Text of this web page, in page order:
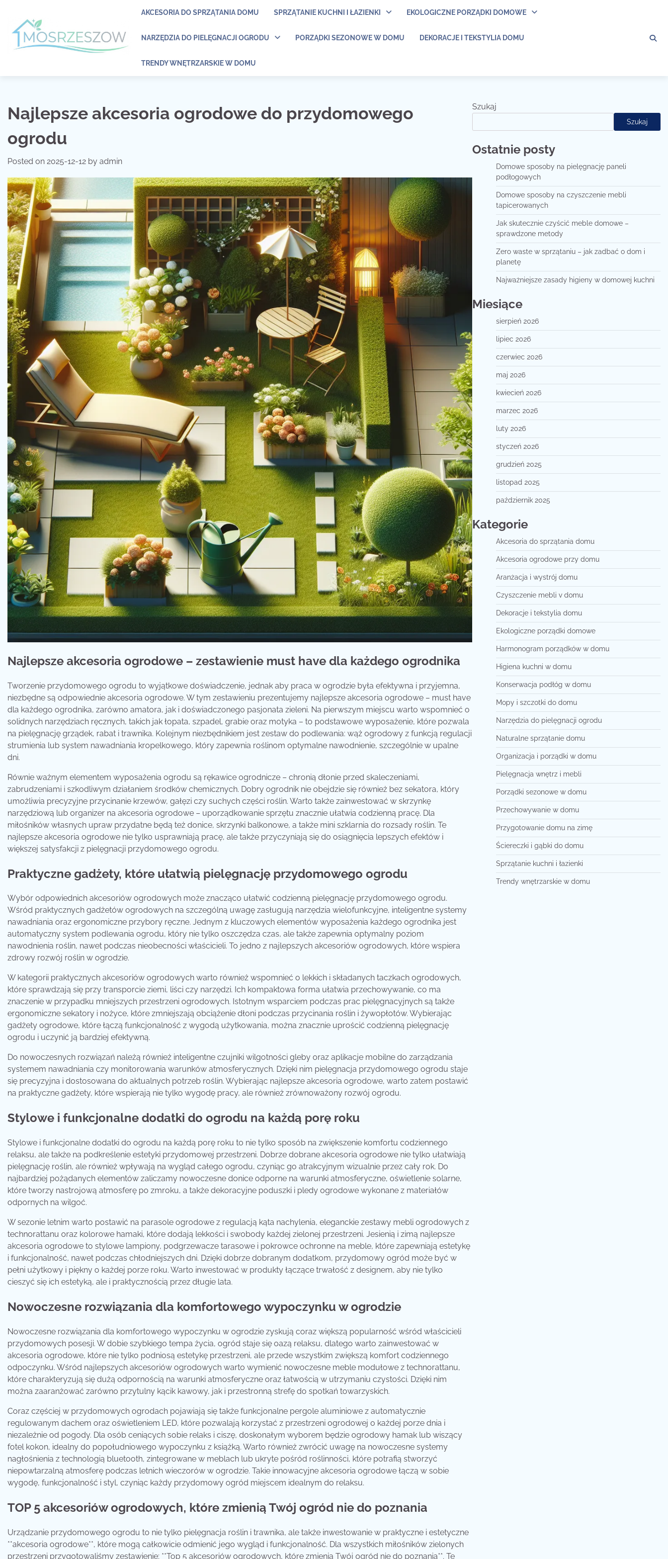
content
AKCESORIA DO SPRZĄTANIA DOMU SPRZĄTANIE KUCHNI I ŁAZIENKI EKOLOGICZNE PORZĄDKI DOMOWE
NARZĘDZIA DO PIELĘGNACJI OGRODU PORZĄDKI SEZONOWE W DOMU DEKORACJE I TEKSTYLIA DOMU
TRENDY WNĘTRZARSKIE W DOMU
Najlepsze akcesoria ogrodowe do przydomowego
ogrodu
Posted on 2025-12-12 by admin
Najlepsze akcesoria ogrodowe – zestawienie must have dla każdego ogrodnika
Tworzenie przydomowego ogrodu to wyjątkowe doświadczenie, jednak aby praca w ogrodzie była efektywna i przyjemna,
niezbędne są odpowiednie akcesoria ogrodowe. W tym zestawieniu prezentujemy najlepsze akcesoria ogrodowe – must have
dla każdego ogrodnika, zarówno amatora, jak i doświadczonego pasjonata zieleni. Na pierwszym miejscu warto wspomnieć o
solidnych narzędziach ręcznych, takich jak łopata, szpadel, grabie oraz motyka – to podstawowe wyposażenie, które pozwala
na pielęgnację grządek, rabat i trawnika. Kolejnym niezbędnikiem jest zestaw do podlewania: wąż ogrodowy z funkcją regulacji
strumienia lub system nawadniania kropelkowego, który zapewnia roślinom optymalne nawodnienie, szczególnie w upalne
dni.
Równie ważnym elementem wyposażenia ogrodu są rękawice ogrodnicze – chronią dłonie przed skaleczeniami,
zabrudzeniami i szkodliwym działaniem środków chemicznych. Dobry ogrodnik nie obejdzie się również bez sekatora, który
umożliwia precyzyjne przycinanie krzewów, gałęzi czy suchych części roślin. Warto także zainwestować w skrzynkę
narzędziową lub organizer na akcesoria ogrodowe – uporządkowanie sprzętu znacznie ułatwia codzienną pracę. Dla
miłośników własnych upraw przydatne będą też donice, skrzynki balkonowe, a także mini szklarnia do rozsady roślin. Te
najlepsze akcesoria ogrodowe nie tylko usprawniają pracę, ale także przyczyniają się do osiągnięcia lepszych efektów i
większej satysfakcji z pielęgnacji przydomowego ogrodu.
Praktyczne gadżety, które ułatwią pielęgnację przydomowego ogrodu
Wybór odpowiednich akcesoriów ogrodowych może znacząco ułatwić codzienną pielęgnację przydomowego ogrodu.
Wśród praktycznych gadżetów ogrodowych na szczególną uwagę zasługują narzędzia wielofunkcyjne, inteligentne systemy
nawadniania oraz ergonomiczne przybory ręczne. Jednym z kluczowych elementów wyposażenia każdego ogrodnika jest
automatyczny system podlewania ogrodu, który nie tylko oszczędza czas, ale także zapewnia optymalny poziom
nawodnienia roślin, nawet podczas nieobecności właścicieli. To jedno z najlepszych akcesoriów ogrodowych, które wspiera
zdrowy rozwój roślin w ogrodzie.
W kategorii praktycznych akcesoriów ogrodowych warto również wspomnieć o lekkich i składanych taczkach ogrodowych,
które sprawdzają się przy transporcie ziemi, liści czy narzędzi. Ich kompaktowa forma ułatwia przechowywanie, co ma
znaczenie w przypadku mniejszych przestrzeni ogrodowych. Istotnym wsparciem podczas prac pielęgnacyjnych są także
ergonomiczne sekatory i nożyce, które zmniejszają obciążenie dłoni podczas przycinania roślin i żywopłotów. Wybierając
gadżety ogrodowe, które łączą funkcjonalność z wygodą użytkowania, można znacznie uprościć codzienną pielęgnację
ogrodu i uczynić ją bardziej efektywną.
Do nowoczesnych rozwiązań należą również inteligentne czujniki wilgotności gleby oraz aplikacje mobilne do zarządzania
systemem nawadniania czy monitorowania warunków atmosferycznych. Dzięki nim pielęgnacja przydomowego ogrodu staje
się precyzyjna i dostosowana do aktualnych potrzeb roślin. Wybierając najlepsze akcesoria ogrodowe, warto zatem postawić
na praktyczne gadżety, które wspierają nie tylko wygodę pracy, ale również zrównoważony rozwój ogrodu.
Stylowe i funkcjonalne dodatki do ogrodu na każdą porę roku
Stylowe i funkcjonalne dodatki do ogrodu na każdą porę roku to nie tylko sposób na zwiększenie komfortu codziennego
relaksu, ale także na podkreślenie estetyki przydomowej przestrzeni. Dobrze dobrane akcesoria ogrodowe nie tylko ułatwiają
pielęgnację roślin, ale również wpływają na wygląd całego ogrodu, czyniąc go atrakcyjnym wizualnie przez cały rok. Do
najbardziej pożądanych elementów zaliczamy nowoczesne donice odporne na warunki atmosferyczne, oświetlenie solarne,
które tworzy nastrojową atmosferę po zmroku, a także dekoracyjne poduszki i pledy ogrodowe wykonane z materiałów
odpornych na wilgoć.
W sezonie letnim warto postawić na parasole ogrodowe z regulacją kąta nachylenia, eleganckie zestawy mebli ogrodowych z
technorattanu oraz kolorowe hamaki, które dodają lekkości i swobody każdej zielonej przestrzeni. Jesienią i zimą najlepsze
akcesoria ogrodowe to stylowe lampiony, podgrzewacze tarasowe i pokrowce ochronne na meble, które zapewniają estetykę
i funkcjonalność, nawet podczas chłodniejszych dni. Dzięki dobrze dobranym dodatkom, przydomowy ogród może być w
pełni użytkowy i piękny o każdej porze roku. Warto inwestować w produkty łączące trwałość z designem, aby nie tylko
cieszyć się ich estetyką, ale i praktycznością przez długie lata.
Nowoczesne rozwiązania dla komfortowego wypoczynku w ogrodzie
Nowoczesne rozwiązania dla komfortowego wypoczynku w ogrodzie zyskują coraz większą popularność wśród właścicieli
przydomowych posesji. W dobie szybkiego tempa życia, ogród staje się oazą relaksu, dlatego warto zainwestować w
akcesoria ogrodowe, które nie tylko podniosą estetykę przestrzeni, ale przede wszystkim zwiększą komfort codziennego
odpoczynku. Wśród najlepszych akcesoriów ogrodowych warto wymienić nowoczesne meble modułowe z technorattanu,
które charakteryzują się dużą odpornością na warunki atmosferyczne oraz łatwością w utrzymaniu czystości. Dzięki nim
można zaaranżować zarówno przytulny kącik kawowy, jak i przestronną strefę do spotkań towarzyskich.
Coraz częściej w przydomowych ogrodach pojawiają się także funkcjonalne pergole aluminiowe z automatycznie
regulowanym dachem oraz oświetleniem LED, które pozwalają korzystać z przestrzeni ogrodowej o każdej porze dnia i
niezależnie od pogody. Dla osób ceniących sobie relaks i ciszę, doskonałym wyborem będzie ogrodowy hamak lub wiszący
fotel kokon, idealny do popołudniowego wypoczynku z książką. Warto również zwrócić uwagę na nowoczesne systemy
nagłośnienia z technologią bluetooth, zintegrowane w meblach lub ukryte pośród roślinności, które potrafią stworzyć
niepowtarzalną atmosferę podczas letnich wieczorów w ogrodzie. Takie innowacyjne akcesoria ogrodowe łączą w sobie
wygodę, funkcjonalność i styl, czyniąc każdy przydomowy ogród miejscem idealnym do relaksu.
TOP 5 akcesoriów ogrodowych, które zmienią Twój ogród nie do poznania
Urządzanie przydomowego ogrodu to nie tylko pielęgnacja roślin i trawnika, ale także inwestowanie w praktyczne i estetyczne
**akcesoria ogrodowe**, które mogą całkowicie odmienić jego wygląd i funkcjonalność. Dla wszystkich miłośników zielonych
przestrzeni przygotowaliśmy zestawienie: **Top 5 akcesoriów ogrodowych, które zmienią Twój ogród nie do poznania**. Te
Szukaj
Szukaj
Ostatnie posty
Domowe sposoby na pielęgnację paneli
podłogowych
Domowe sposoby na czyszczenie mebli
tapicerowanych
Jak skutecznie czyścić meble domowe –
sprawdzone metody
Zero waste w sprzątaniu – jak zadbać o dom i
planetę
Najważniejsze zasady higieny w domowej kuchni
Miesiące
sierpień 2026
lipiec 2026
czerwiec 2026
maj 2026
kwiecień 2026
marzec 2026
luty 2026
styczeń 2026
grudzień 2025
listopad 2025
październik 2025
Kategorie
Akcesoria do sprzątania domu
Akcesoria ogrodowe przy domu
Aranżacja i wystrój domu
Czyszczenie mebli v domu
Dekoracje i tekstylia domu
Ekologiczne porządki domowe
Harmonogram porządków w domu
Higiena kuchni w domu
Konserwacja podłóg w domu
Mopy i szczotki do domu
Narzędzia do pielęgnacji ogrodu
Naturalne sprzątanie domu
Organizacja i porządki w domu
Pielęgnacja wnętrz i mebli
Porządki sezonowe w domu
Przechowywanie w domu
Przygotowanie domu na zimę
Ściereczki i gąbki do domu
Sprzątanie kuchni i łazienki
Trendy wnętrzarskie w domu